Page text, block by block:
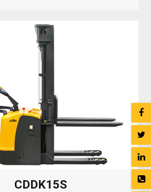
CDDK15S